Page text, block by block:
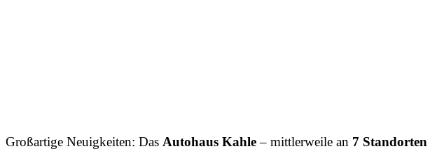
Großartige Neuigkeiten: Das Autohaus Kahle– mittlerweile an 7 Standorten